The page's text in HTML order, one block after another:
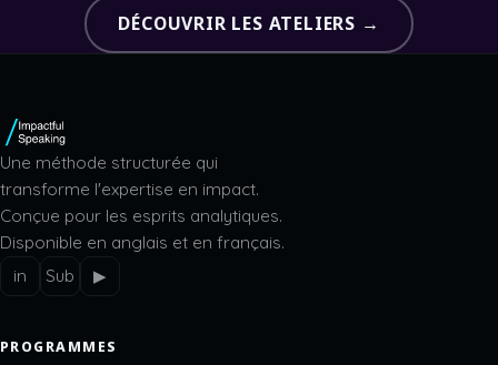
DÉCOUVRIR LES ATELIERS →
Une méthode structurée qui
transforme l'expertise en impact.
Conçue pour les esprits analytiques.
Disponible en anglais et en français.
in
Sub ▶
PROGRAMMES